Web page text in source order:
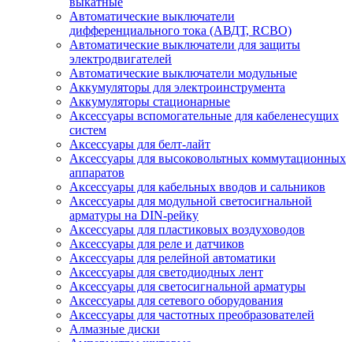
Автоматические выключатели
дифференциального тока (АВДТ, RCBO)
Автоматические выключатели для защиты
электродвигателей
Автоматические выключатели модульные
Аккумуляторы для электроинструмента
Аккумуляторы стационарные
Аксессуары вспомогательные для кабеленесущих
систем
Аксессуары для белт-лайт
Аксессуары для высоковольтных коммутационных
аппаратов
Аксессуары для кабельных вводов и сальников
Аксессуары для модульной светосигнальной
арматуры на DIN-рейку
Аксессуары для пластиковых воздуховодов
Аксессуары для реле и датчиков
Аксессуары для релейной автоматики
Аксессуары для светодиодных лент
Аксессуары для светосигнальной арматуры
Аксессуары для сетевого оборудования
Аксессуары для частотных преобразователей
Алмазные диски